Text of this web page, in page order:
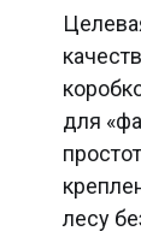
для
лесу